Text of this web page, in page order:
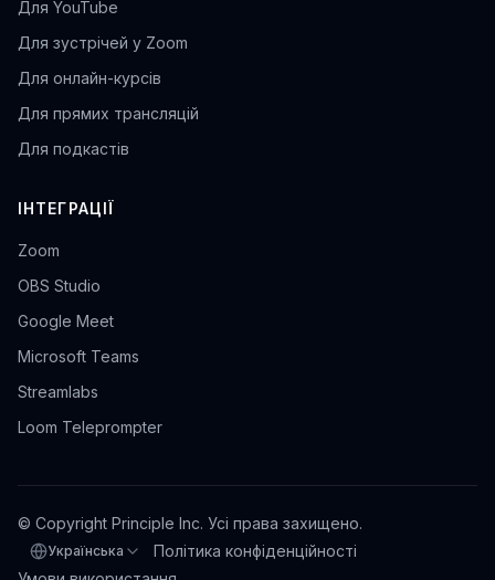
Для YouTube
Для зустрічей у Zoom
Для онлайн-курсів
Для прямих трансляцій
Для подкастів
ІНТЕГРАЦІЇ
Zoom
OBS Studio
Google Meet
Microsoft Teams
Streamlabs
Loom Teleprompter
© Copyright Principle Inc. Усі права захищено.
Виберіть мову
Українська
Політика конфіденційності